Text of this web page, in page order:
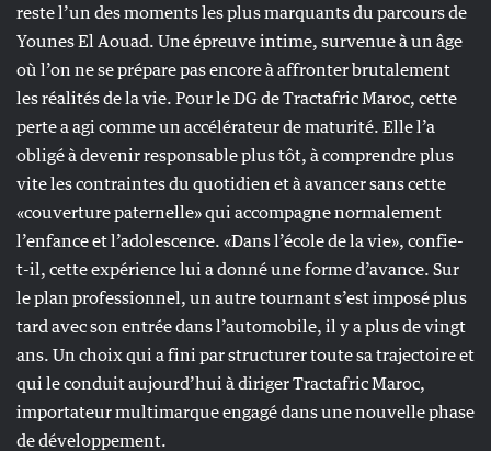
reste l’un des moments les plus marquants du parcours de
Younes El Aouad. Une épreuve intime, survenue à un âge
où l’on ne se prépare pas encore à affronter brutalement
les réalités de la vie. Pour le DG de Tractafric Maroc, cette
perte a agi comme un accélérateur de maturité. Elle l’a
obligé à devenir responsable plus tôt, à comprendre plus
vite les contraintes du quotidien et à avancer sans cette
«couverture paternelle» qui accompagne normalement
l’enfance et l’adolescence. «Dans l’école de la vie», confie-
t-il, cette expérience lui a donné une forme d’avance. Sur
le plan professionnel, un autre tournant s’est imposé plus
tard avec son entrée dans l’automobile, il y a plus de vingt
ans. Un choix qui a fini par structurer toute sa trajectoire et
qui le conduit aujourd’hui à diriger Tractafric Maroc,
importateur multimarque engagé dans une nouvelle phase
de développement.